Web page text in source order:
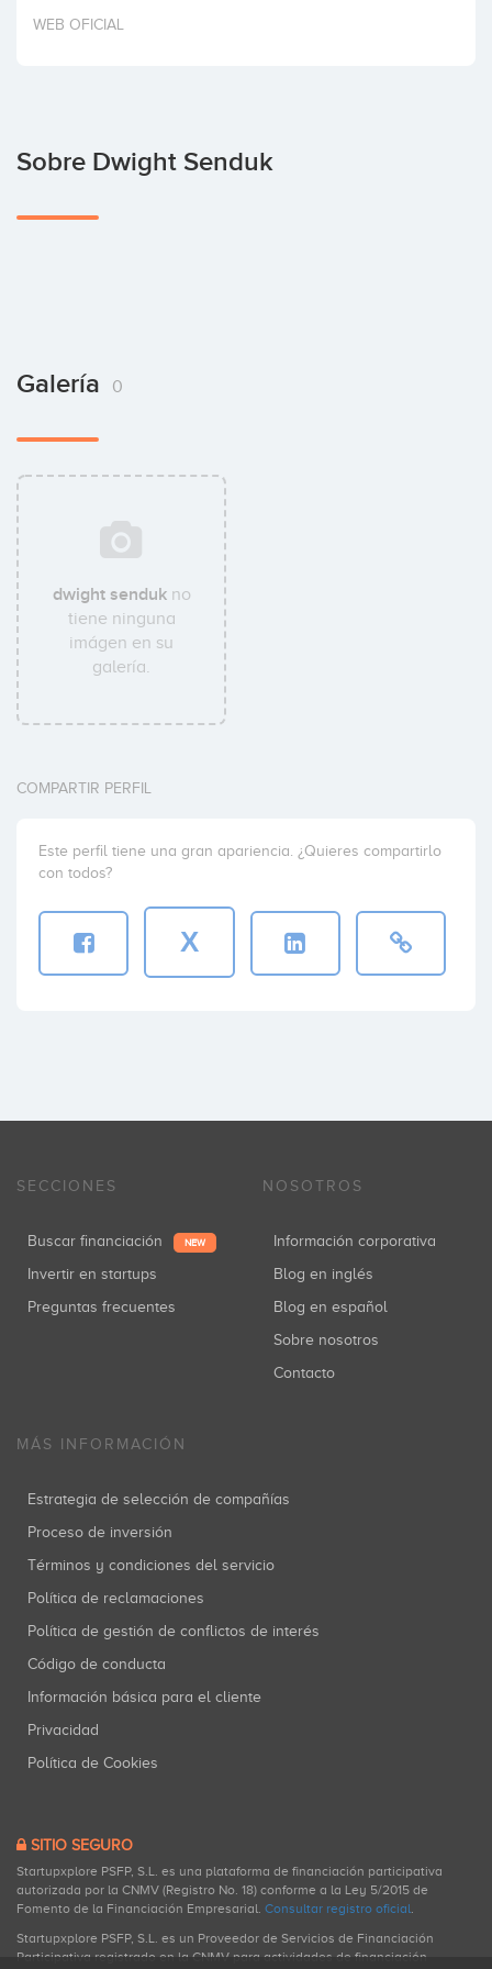
Invertir
WEB OFICIAL
Sobre Dwight Senduk
Galería 0
dwight sendukno
tiene ninguna
imágen en su
galería.
COMPARTIR PERFIL
Este perfil tiene una gran apariencia. ¿Quieres compartirlo
con todos?
X
SECCIONES
Buscar financiación NEW
Invertir en startups
Preguntas frecuentes
NOSOTROS
Información corporativa
Blog en inglés
Blog en español
Sobre nosotros
Contacto
MÁS INFORMACIÓN
Estrategia de selección de compañías
Proceso de inversión
Términos y condiciones del servicio
Política de reclamaciones
Política de gestión de conflictos de interés
Código de conducta
Información básica para el cliente
Privacidad
Política de Cookies
SITIO SEGURO
Startupxplore PSFP, S.L. es una plataforma de financiación participativa
autorizada por la CNMV (Registro No. 18) conforme a la Ley 5/2015 de
Fomento de la Financiación Empresarial. Consultar registro oficial.
Startupxplore PSFP, S.L. es un Proveedor de Servicios de Financiación
Participativa registrado en la CNMV para actividades de financiación